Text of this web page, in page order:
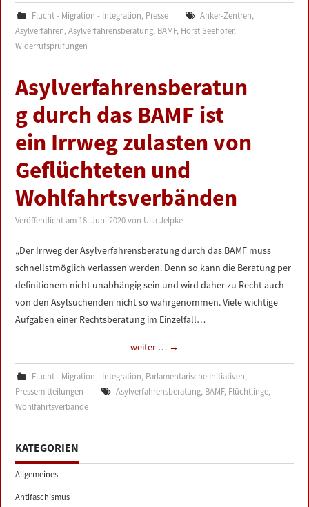
Flucht - Migration - Integration, Presse Anker-Zentren,
Asylverfahren,Asylverfahrensberatung, BAMF, Horst Seehofer,
Widerrufsprüfungen
Asylverfahrensberatun
g durch das BAMF ist
ein Irrweg zulasten von
Geflüchteten und
Wohlfahrtsverbänden
Veröffentlicht am 18. Juni 2020 von Ulla Jelpke
„Der Irrweg der Asylverfahrensberatung durch das BAMF muss
schnellstmöglich verlassen werden. Denn so kann die Beratung per
definitionem nicht unabhängig sein und wird daher zu Recht auch
von den Asylsuchenden nicht so wahrgenommen. Viele wichtige
Aufgaben einer Rechtsberatung im Einzelfall…
weiter … →
Flucht - Migration - Integration, Parlamentarische Initiativen,
Pressemitteilungen
Asylverfahrensberatung, BAMF, Flüchtlinge,
Wohlfahrtsverbände
KATEGORIEN
Allgemeines
Antifaschismus